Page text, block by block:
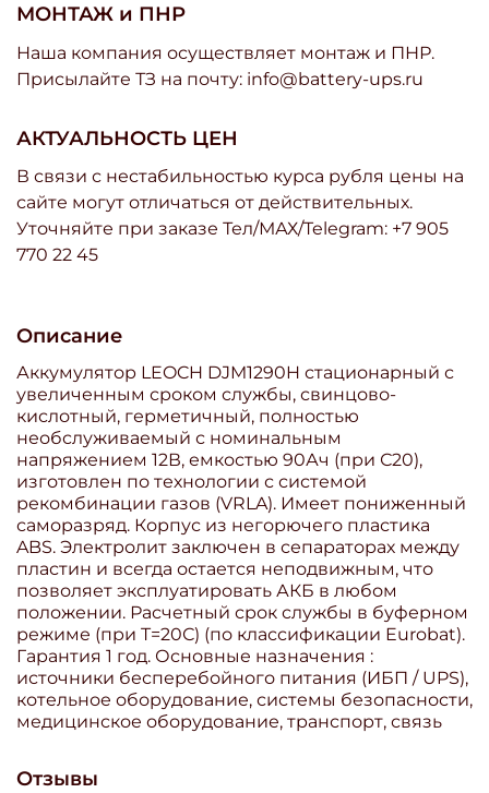
Описание
Аккумулятор LEOCH DJM1290H стационарный с
увеличенным сроком службы, свинцово-
кислотный, герметичный, полностью
необслуживаемый с номинальным
напряжением 12В, емкостью 90Ач (при С20),
изготовлен по технологии с системой
рекомбинации газов (VRLA). Имеет пониженный
саморазряд. Корпус из негорючего пластика
ABS. Электролит заключен в сепараторах между
пластин и всегда остается неподвижным, что
позволяет эксплуатировать АКБ в любом
положении. Расчетный срок службы в буферном
режиме (при T=20С) (по классификации Eurobat).
Гарантия 1 год. Основные назначения :
источники бесперебойного питания (ИБП / UPS),
котельное оборудование, системы безопасности,
медицинское оборудование, транспорт, связь
МОНТАЖ и ПНР
Наша компания осуществляет монтаж и ПНР.
Присылайте ТЗ на почту: info@battery-ups.ru
АКТУАЛЬНОСТЬ ЦЕН
В связи с нестабильностью курса рубля цены на
сайте могут отличаться от действительных.
Уточняйте при заказе Тел/МАХ/Telegram: +7 905
770 22 45
Отзывы